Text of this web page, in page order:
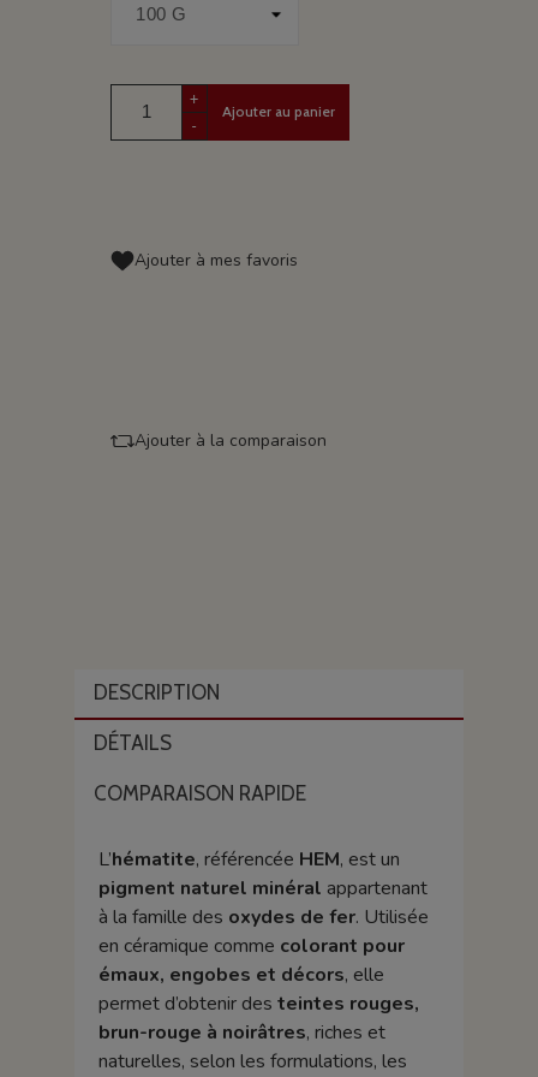
+
-
Ajouter au panier
Ajouter à mes favoris
Ajouter à la comparaison
DESCRIPTION
DÉTAILS
COMPARAISON RAPIDE
L’hématite, référencée HEM, est un
pigment naturel minéral appartenant
à la famille des oxydes de fer. Utilisée
en céramique comme colorant pour
émaux, engobes et décors, elle
permet d’obtenir des teintes rouges,
brun-rouge à noirâtres, riches et
naturelles, selon les formulations, les